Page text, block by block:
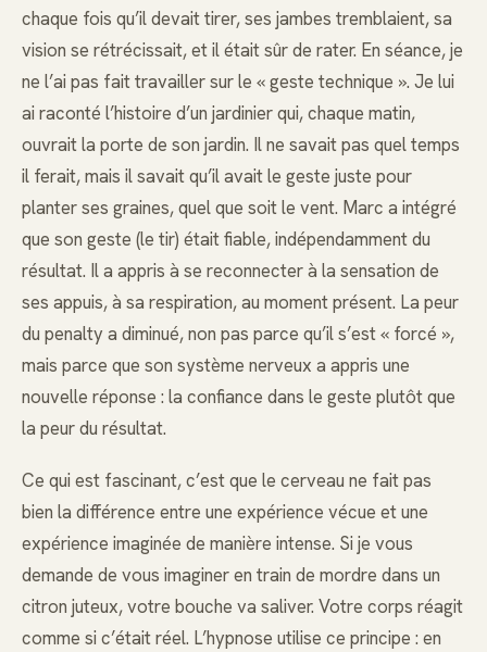
chaque fois qu’il devait tirer, ses jambes tremblaient, sa
vision se rétrécissait, et il était sûr de rater. En séance, je
ne l’ai pas fait travailler sur le « geste technique ». Je lui
ai raconté l’histoire d’un jardinier qui, chaque matin,
ouvrait la porte de son jardin. Il ne savait pas quel temps
il ferait, mais il savait qu’il avait le geste juste pour
planter ses graines, quel que soit le vent. Marc a intégré
que son geste (le tir) était fiable, indépendamment du
résultat. Il a appris à se reconnecter à la sensation de
ses appuis, à sa respiration, au moment présent. La peur
du penalty a diminué, non pas parce qu’il s’est « forcé »,
mais parce que son système nerveux a appris une
nouvelle réponse : la confiance dans le geste plutôt que
la peur du résultat.
Ce qui est fascinant, c’est que le cerveau ne fait pas
bien la différence entre une expérience vécue et une
expérience imaginée de manière intense. Si je vous
demande de vous imaginer en train de mordre dans un
citron juteux, votre bouche va saliver. Votre corps réagit
comme si c’était réel. L’hypnose utilise ce principe : en